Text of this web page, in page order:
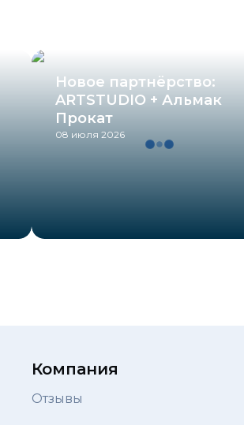
Новое партнёрство:
ARTSTUDIO + Альмак
Прокат
08 июля 2026
Компания
Отзывы